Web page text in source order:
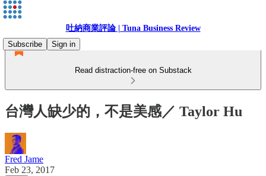
吐納商業評論 | Tuna Business Review
Subscribe
Sign in
Read distraction-free on Substack
台灣人缺少的，不是美感／ Taylor Hu
Fred Jame
Feb 23, 2017